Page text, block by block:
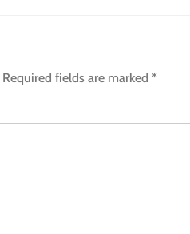
Required fields are marked *